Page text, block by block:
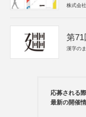
株式会
第
漢字の
応募される
最新の開催